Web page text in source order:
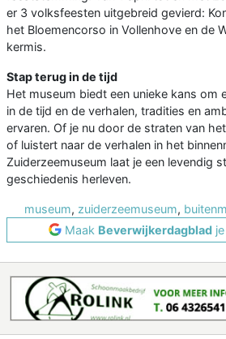
er 3 volksfeesten uitgebreid gevierd:
het Bloemencorso in Vollenhove en de
kermis.
Stap terug in de tijd
Het museum biedt een unieke kans om
in de tijd en de verhalen, tradities en
ervaren. Of je nu door de straten van
of luistert naar de verhalen in het
Zuiderzeemuseum laat je een levendig
geschiedenis herleven.
museum, zuiderzeemuseum,
Maak Beverwijkerdagblad